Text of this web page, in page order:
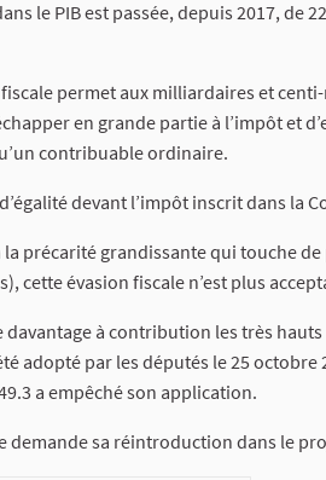
le PIB est passée, depuis 2017, de
permet aux milliardaires et
en grande partie à l’impôt et
contribuable ordinaire.
devant l’impôt inscrit dans la
la précarité grandissante qui touche
cette évasion fiscale n’est plus
davantage à contribution les très
adopté par les députés le 25 octobre
a empêché son application.
demande sa réintroduction dans le